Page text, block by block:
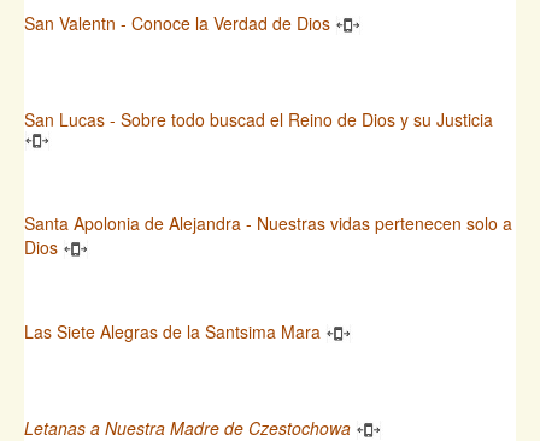
San Valentn - Conoce la Verdad de Dios
San Lucas - Sobre todo buscad el Reino de Dios y su Justicia
Santa Apolonia de Alejandra - Nuestras vidas pertenecen solo a
Dios
Las Siete Alegras de la Santsima Mara
Letanas a Nuestra Madre de Czestochowa